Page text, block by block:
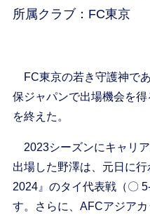
所属クラブ：FC東京
FC東京の若き守護神で
保ジャパンで出場機会を
を終えた。
2023シーズンにキャリ
出場した野澤は、元日に
2024』のタイ代表戦（〇
す。さらに、AFCアジア